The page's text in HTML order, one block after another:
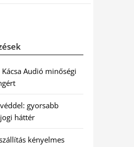
Audió minőségi
gyorsabb
háttér
kényelmes